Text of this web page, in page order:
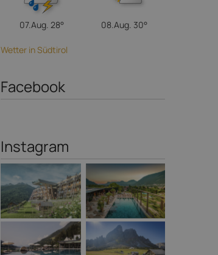
07.Aug. 28° 08.Aug. 30°
Wetter in Südtirol
Facebook
Instagram